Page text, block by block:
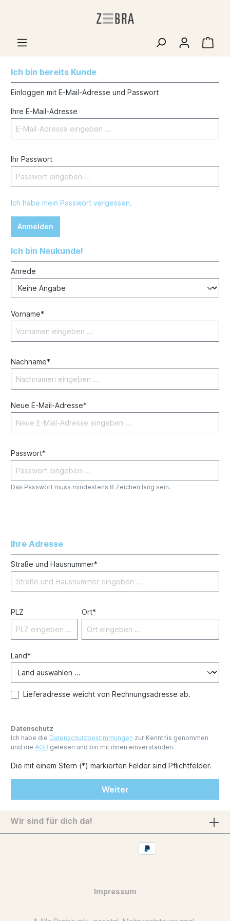
Ich bin bereits Kunde
Einloggen mit E-Mail-Adresse und Passwort
Ihre E-Mail-Adresse
Ihr Passwort
Ich habe mein Passwort vergessen.
Anmelden
Ich bin Neukunde!
Anrede
Vorname*
Nachname*
Neue E-Mail-Adresse*
Passwort*
Das Passwort muss mindestens 8 Zeichen lang sein.
Ihre Adresse
Straße und Hausnummer*
PLZ Ort*
Land*
Lieferadresse weicht von Rechnungsadresse ab.
Datenschutz
Ich habe die Datenschutzbestimmungen zur Kenntnis genommen
und die AGB gelesen und bin mit ihnen einverstanden.
Die mit einem Stern (*) markierten Felder sind Pflichtfelder.
Weiter
Wir sind für dich da!
Impressum